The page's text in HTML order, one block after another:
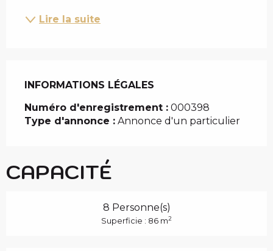
Lire la suite
INFORMATIONS LÉGALES
INFORMATIONS LÉGALES
Numéro d'enregistrement : 000398
Type d'annonce : Annonce d'un particulier
CAPACITÉ
8 Personne(s)
Superficie : 86 m2